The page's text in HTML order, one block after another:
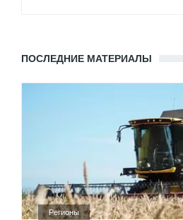
ПОСЛЕДНИЕ МАТЕРИАЛЫ
Регионы